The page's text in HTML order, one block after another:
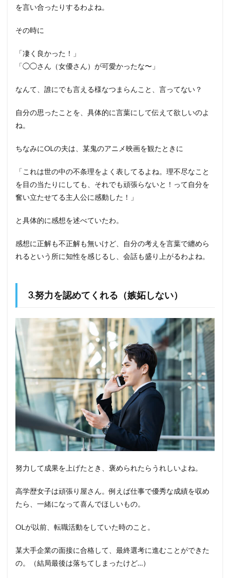
を言い合ったりするわよね。
その時に
「凄く良かった！」
「◯◯さん（女優さん）が可愛かったな〜」
なんて、誰にでも言える様なつまらんこと、言ってない？
自分の思ったことを、具体的に言葉にして伝えて欲しいのよ
ね。
ちなみにOLの夫は、某鬼のアニメ映画を観たときに
「これは世の中の不条理をよく表してるよね。理不尽なこと
を目の当たりにしても、それでも頑張らないと！って自分を
奮い立たせてる主人公に感動した！」
と具体的に感想を述べていたわ。
感想に正解も不正解も無いけど、自分の考えを言葉で纏めら
れるという所に知性を感じるし、会話も盛り上がるわよね。
3.努力を認めてくれる（嫉妬しない）
努力して成果を上げたとき、褒められたらうれしいよね。
高学歴女子は頑張り屋さん。例えば仕事で優秀な成績を収め
たら、一緒になって喜んでほしいもの。
OLが以前、転職活動をしていた時のこと。
某大手企業の面接に合格して、最終選考に進むことができた
の。（結局最後は落ちてしまったけど…）